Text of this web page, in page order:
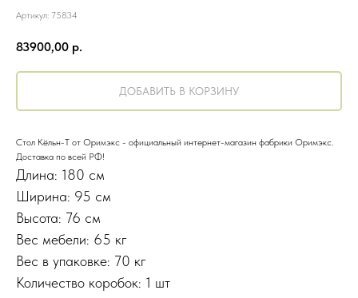
Артикул: 75834
83900,00 р.
ДОБАВИТЬ В КОРЗИНУ
Стол Кёльн-Т от Оримэкс - официальный интернет-магазин фабрики Оримэкс.
Доставка по всей РФ!
Длина: 180 см
Ширина: 95 см
Высота: 76 см
Вес мебели: 65 кг
Вес в упаковке: 70 кг
Количество коробок: 1 шт